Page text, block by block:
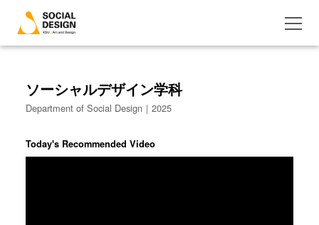
ソーシャルデザイン学科
Department of Social Design｜2025
Today's Recommended Video